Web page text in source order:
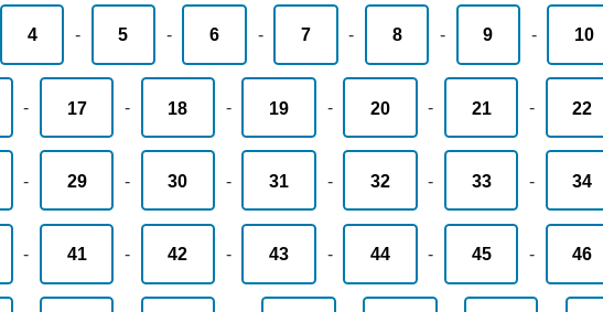
4 - 5 - 6 - 7 - 8 - 9 - 10
- 17 - 18 - 19 - 20 - 21 - 22
- 29 - 30 - 31 - 32 - 33 - 34
- 41 - 42 - 43 - 44 - 45 - 46